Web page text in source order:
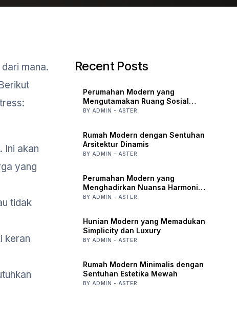
mana.
Ini akan
yang
tidak
keran
Recent Posts
Perumahan Modern yang
Mengutamakan Ruang Sosial
Bersama
BY ADMIN - ASTER
Rumah Modern dengan Sentuhan
Arsitektur Dinamis
BY ADMIN - ASTER
Perumahan Modern yang
Menghadirkan Nuansa Harmoni
Alam
BY ADMIN - ASTER
Hunian Modern yang Memadukan
Simplicity dan Luxury
BY ADMIN - ASTER
Rumah Modern Minimalis dengan
Sentuhan Estetika Mewah
BY ADMIN - ASTER